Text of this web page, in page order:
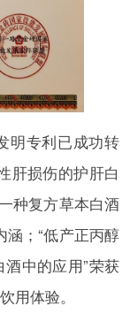
明专利已成功转
肝损伤的护肝白
种复方草本白酒
涵；“低产正丙醇
中的应用”荣获
用体验。